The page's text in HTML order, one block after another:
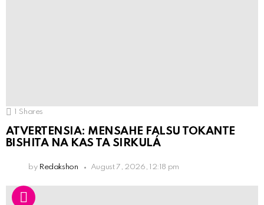
Shares
ATVERTENSIA: MENSAHE FALSU TOKANTE
BISHITA NA KAS TA SIRKULÁ
by Redakshon August 7, 2026, 12:18 pm